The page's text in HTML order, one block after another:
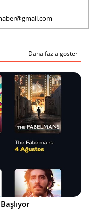
Daha fazla göster